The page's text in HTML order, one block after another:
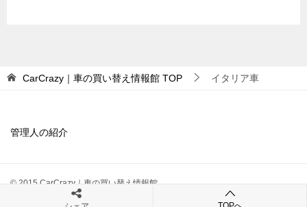
CarCrazy｜車の買い替え情報館 TOP イタリア車
管理人の紹介
© 2015 CarCrazy｜車の買い替え情報館